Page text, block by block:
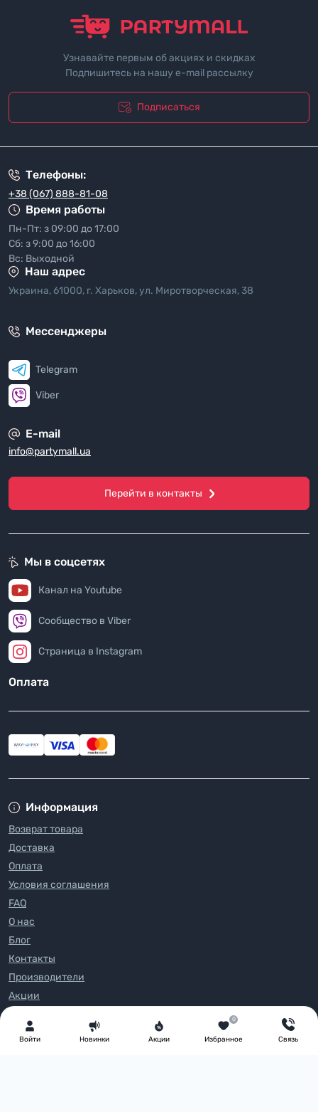
Войти Новинки Акции Избранное
0
Связь
Узнавайте первым об акциях и скидках
Подпишитесь на нашу e-mail рассылку
Подписаться
Телефоны:
+38 (067) 888-81-08
Время работы
Пн-Пт: з 09:00 до 17:00
Сб: з 9:00 до 16:00
Вс: Выходной
Наш адрес
Украина, 61000, г. Харьков, ул. Миротворческая, 38
Мессенджеры
Telegram
Viber
E-mail
info@partymall.ua
Перейти в контакты
Информация
Возврат товара
Доставка
Оплата
Условия соглашения
FAQ
О нас
Блог
Контакты
Производители
Акции
Каталог товаров
Мы в соцсетях
Канал на Youtube
Сообщество в Viber
Страница в Instagram
Оплата